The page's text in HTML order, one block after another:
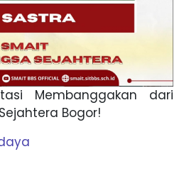
Membanggakan dari
Bogor!